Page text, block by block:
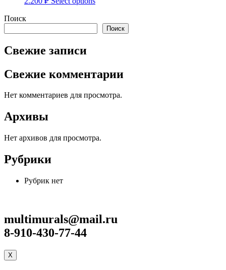
Поиск
Поиск
Свежие записи
Свежие комментарии
Нет комментариев для просмотра.
Архивы
Нет архивов для просмотра.
Рубрики
Рубрик нет
multimurals@mail.ru
8-910-430-77-44
X